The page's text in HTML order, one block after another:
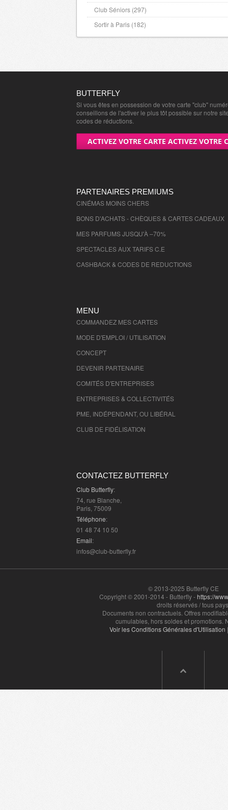
Club Séniors (297)
Sortir à Paris (182)
BUTTERFLY
Si vous êtes en possession de votre carte "club"
conseillons de l'activer le plus tôt possible sur notre
codes de réductions.
ACTIVEZ VOTRE CARTE ACTIVEZ VOTRE
PARTENAIRES PREMIUMS
CINÉMAS MOINS CHERS
BONS D'ACHATS - CHÈQUES & CARTES CADEAUX
MES PARFUMS JUSQU'À –70%
SPECTACLES AUX TARIFS C.E
CASHBACK & CODES DE REDUCTIONS
MENU
COMMANDEZ MES CARTES
MODE D'EMPLOI / UTILISATION
CONCEPT
DEVENIR PARTENAIRE
COMITÉS D'ENTREPRISES
ENTREPRISES & COLLECTIVITÉS
PME, INDÉPENDANT, OU LIBÉRAL
CLUB DE FIDÉLISATION
CONTACTEZ BUTTERFLY
Club Butterfly:
74, rue Blanche,
Paris, 75009
Téléphone:
01 48 74 10 50
Email:
infos@club-butterfly.fr
© 2013-2025 Butterfly CE
Copyright © 2001-2014 - Butterfly -https://
droits réservés / tous
Documents non contractuels. Offres
cumulables, hors soldes et promotions.
Voir les Conditions Générales d'Utilisation